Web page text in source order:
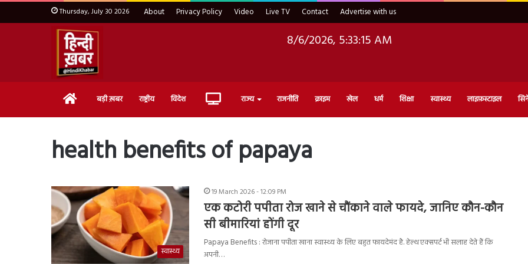
Thursday, July 30 2026 About Privacy Policy Video Live TV Contact Advertise with us
8/6/2026, 5:33:16 AM
Home बड़ी ख़बर राष्ट्रीय विदेश Live राज्य राजनीति क्राइम खेल धर्म शिक्षा स्वास्थ्य लाइफ़स्टाइल
health benefits of papaya
स्वास्थ्य
19 March 2026 - 12:09 PM
एक कटोरी पपीता रोज खाने से चौंकाने वाले फायदे, जानिए कौन-कौन
सी बीमारियां होंगी दूर
Papaya Benefits : रोजाना पपीता खाना स्वास्थ्य के लिए बहुत फायदेमंद है. हेल्थ एक्सपर्ट भी सलाह देते हैं कि
अपनी…